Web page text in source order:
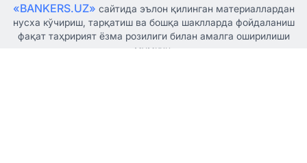
«BANKERS.UZ» сайтида эълон қилинган материаллардан
нусха кўчириш, тарқатиш ва бошқа шаклларда фойдаланиш
фақат таҳририят ёзма розилиги билан амалга оширилиши
мумкин.